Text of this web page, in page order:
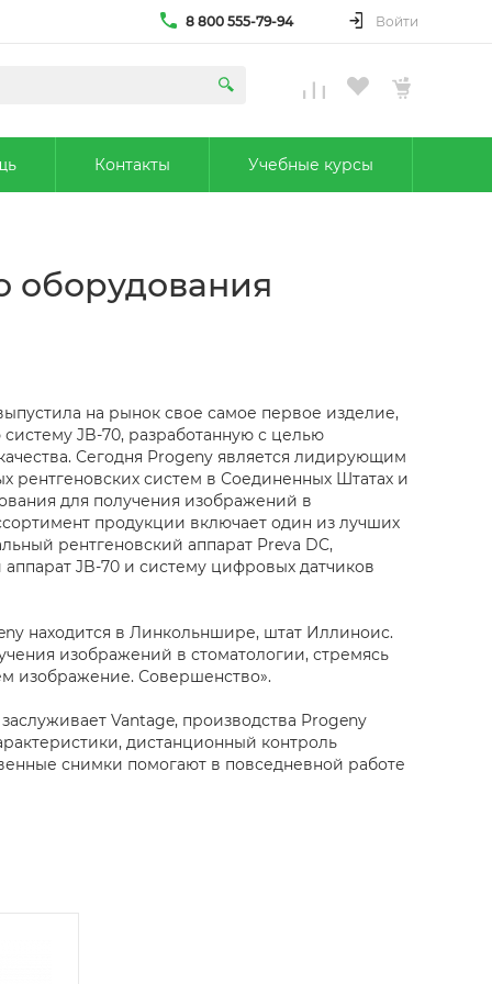
8 800 555-79-94 Войти
Контакты Учебные курсы
оборудования
на рынок свое самое первое изделие,
JB-70, разработанную с целью
Сегодня Progeny является лидирующим
рентгеновских систем в Соединенных Штатах и
для получения изображений в
продукции включает один из лучших
рентгеновский аппарат Preva DC,
JB-70 и систему цифровых датчиков
находится в Линкольншире, штат Иллиноис.
изображений в стоматологии, стремясь
изображение. Совершенство».
Vantage, производства Progeny
дистанционный контроль
снимки помогают в повседневной работе